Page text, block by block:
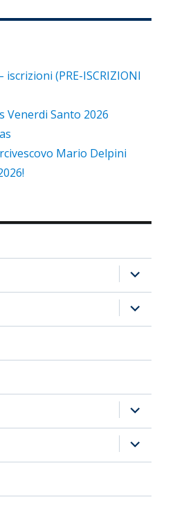
(PRE-ISCRIZIONI
Venerdi Santo 2026
Mario Delpini
apri
i
menu
apri
i
apri
i
menu
apri
i